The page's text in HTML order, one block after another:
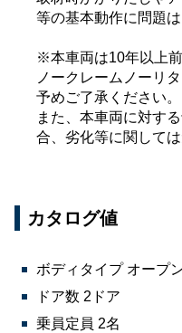
等の基本動作に問題
※本車両は10年以上
ノークレームノーリ
予めご了承ください。
また、本車両に対す
合、劣化等に関して
カタログ値
ボディタイプ オープ
ドア数 2ドア
乗員定員 2名